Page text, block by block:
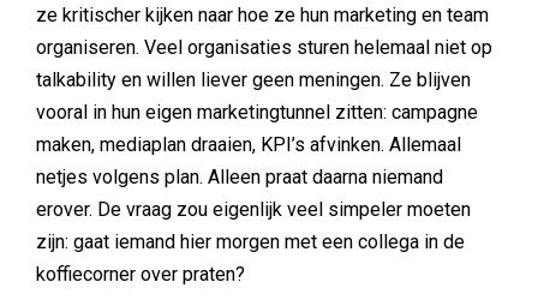
ze kritischer kijken naar hoe ze hun marketing en team
organiseren. Veel organisaties sturen helemaal niet op
talkability en willen liever geen meningen. Ze blijven
vooral in hun eigen marketingtunnel zitten: campagne
maken, mediaplan draaien, KPI’s afvinken. Allemaal
netjes volgens plan. Alleen praat daarna niemand
erover. De vraag zou eigenlijk veel simpeler moeten
zijn: gaat iemand hier morgen met een collega in de
koffiecorner over praten?